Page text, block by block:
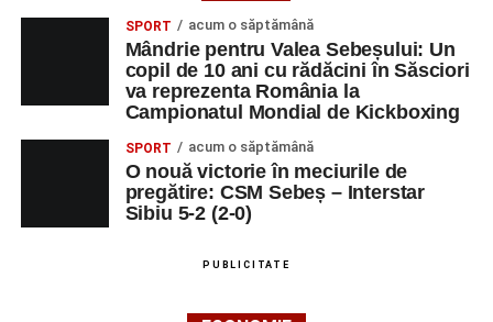
SPORT acum o săptămână
Mândrie pentru Valea Sebeșului: Un
copil de 10 ani cu rădăcini în Săsciori
va reprezenta România la
Campionatul Mondial de Kickboxing
SPORT acum o săptămână
O nouă victorie în meciurile de
pregătire: CSM Sebeș – Interstar
Sibiu 5-2 (2-0)
PUBLICITATE